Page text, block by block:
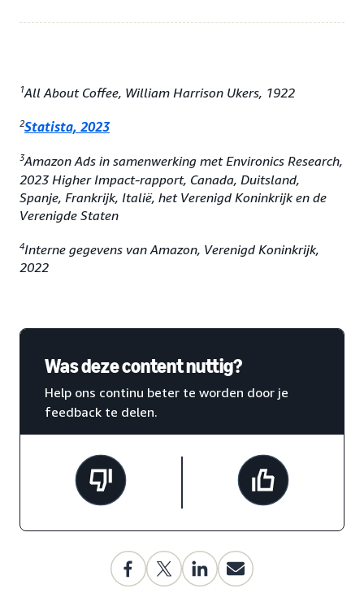
1All About Coffee, William Harrison Ukers, 1922
2Statista, 2023
3Amazon Ads in samenwerking met Environics Research,
2023 Higher Impact-rapport, Canada, Duitsland,
Spanje, Frankrijk, Italië, het Verenigd Koninkrijk en de
Verenigde Staten
4Interne gegevens van Amazon, Verenigd Koninkrijk,
2022
Was deze content nuttig?
Help ons continu beter te worden door je
feedback te delen.